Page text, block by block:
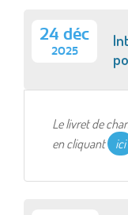
24 déc
2025
Le livret de
en cliquant ici